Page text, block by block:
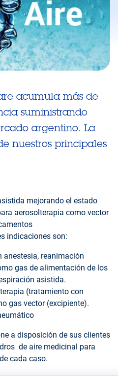
acumula más de
suministrando
argentino. La
nuestros principales
mejorando el estado
aerosolterapia como vector
indicaciones son:
anestesia, reanimación
gas de alimentación de los
asistida.
(tratamiento con
gas vector (excipiente).
a disposición de sus clientes
de aire medicinal para
cada caso.